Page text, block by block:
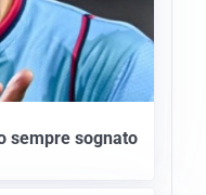
sempre sognato